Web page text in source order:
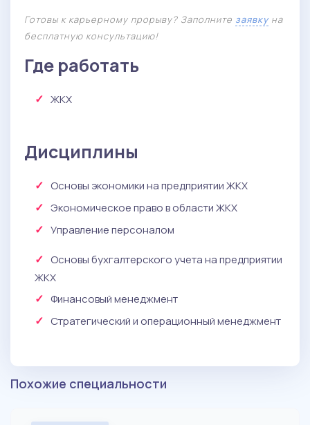
Готовы к карьерному прорыву? Заполните заявкуна
бесплатную консультацию!
Где работать
ЖКХ
Дисциплины
Основы экономики на предприятии ЖКХ
Экономическое право в области ЖКХ
Управление персоналом
Основы бухгалтерского учета на предприятии
ЖКХ
Финансовый менеджмент
Стратегический и операционный менеджмент
Похожие специальности